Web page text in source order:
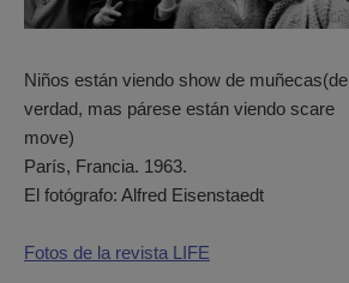
Niños están viendo show de muñecas(de
verdad, mas párese están viendo scare
move)
París, Francia. 1963.
El fotógrafo: Alfred Eisenstaedt
Fotos de la revista LIFE